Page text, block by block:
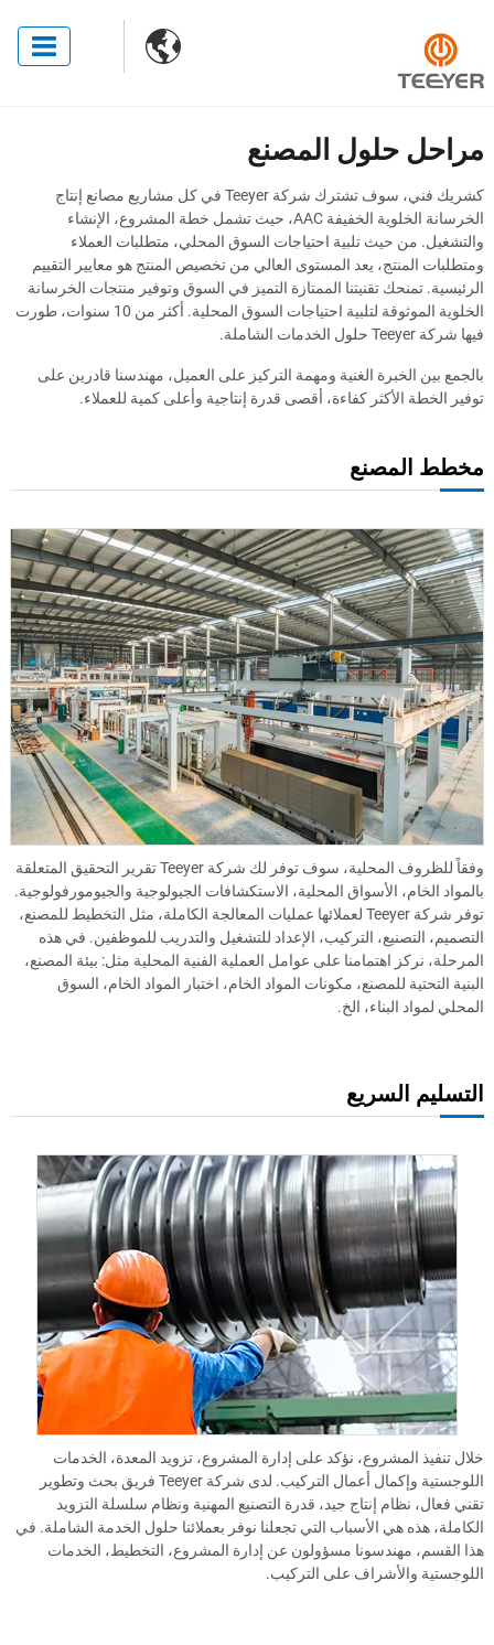

مراحل حلول المصنع
كشريك فني، سوف تشترك شركة Teeyer في كل مشاريع مصانع إنتاج
الخرسانة الخلوية الخفيفة AAC، حيث تشمل خطة المشروع، الإنشاء
والتشغيل. من حيث تلبية احتياجات السوق المحلي، متطلبات العملاء
ومتطلبات المنتج، يعد المستوى العالي من تخصيص المنتج هو معايير التقييم
الرئيسية. تمنحك تقنيتنا الممتازة التميز في السوق وتوفير منتجات الخرسانة
الخلوية الموثوقة لتلبية احتياجات السوق المحلية. أكثر من 10 سنوات، طورت
فيها شركة Teeyer حلول الخدمات الشاملة.
بالجمع بين الخبرة الغنية ومهمة التركيز على العميل، مهندسنا قادرين على
توفير الخطة الأكثر كفاءة، أقصى قدرة إنتاجية وأعلى كمية للعملاء.
مخطط المصنع
وفقاً للظروف المحلية، سوف توفر لك شركة Teeyer تقرير التحقيق المتعلقة
بالمواد الخام، الأسواق المحلية، الاستكشافات الجيولوجية والجيومورفولوجية.
توفر شركة Teeyer لعملائها عمليات المعالجة الكاملة، مثل التخطيط للمصنع،
التصميم، التصنيع، التركيب، الإعداد للتشغيل والتدريب للموظفين. في هذه
المرحلة، نركز اهتمامنا على عوامل العملية الفنية المحلية مثل: بيئة المصنع،
البنية التحتية للمصنع، مكونات المواد الخام، اختبار المواد الخام، السوق
المحلي لمواد البناء، الخ.
التسليم السريع
خلال تنفيذ المشروع، نؤكد على إدارة المشروع، تزويد المعدة، الخدمات
اللوجستية وإكمال أعمال التركيب. لدى شركة Teeyer فريق بحث وتطوير
تقني فعال، نظام إنتاج جيد، قدرة التصنيع المهنية ونظام سلسلة التزويد
الكاملة، هذه هي الأسباب التي تجعلنا نوفر بعملائنا حلول الخدمة الشاملة. في
هذا القسم، مهندسونا مسؤولون عن إدارة المشروع، التخطيط، الخدمات
اللوجستية والأشراف على التركيب.